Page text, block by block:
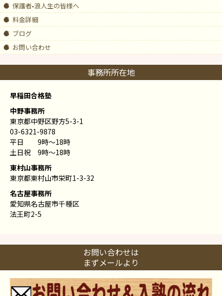
保護者•浪人生の皆様へ
料金詳細
ブログ
お問い合わせ
事務所所在地
早稲田合格塾
中野事務所
東京都中野区野方5-3-1
03-6321-9878
平日 9時〜18時
土日祝 9時〜18時
東村山事務所
東京都東村山市栄町1-3-32
名古屋事務所
愛知県名古屋市千種区
法王町2-5
お問い合わせは
まずメールより